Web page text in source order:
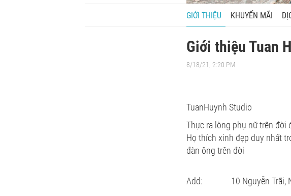
GIỚI THIỆU KHUYẾN MÃI
Giới thiệu Tuan
8/18/21, 2:20 PM
TuanHuynh Studio
Thực ra lòng phụ nữ trên đời
Họ thích xinh đẹp duy nhất
đàn ông trên đời
Add: 10 Nguyễn Trãi,